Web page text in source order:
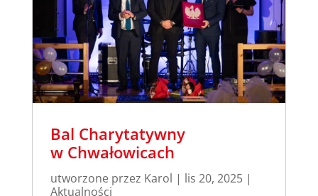
Bal Charytatywny
w Chwałowicach
utworzone przez Karol | lis 20, 2025|
Aktualności